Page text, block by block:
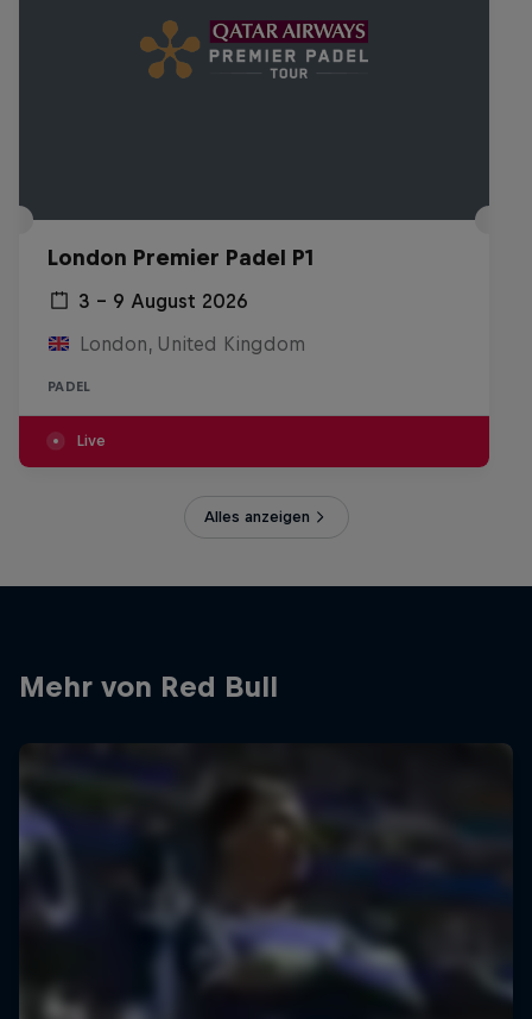
London Premier Padel P1
3 – 9 August 2026
London, United Kingdom
PADEL
Live
Alles anzeigen
Mehr von Red Bull